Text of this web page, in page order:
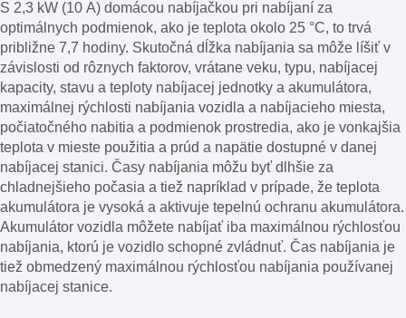
S 2,3 kW (10 A) domácou nabíjačkou pri nabíjaní za
optimálnych podmienok, ako je teplota okolo 25 °C, to trvá
približne 7,7 hodiny. Skutočná dĺžka nabíjania sa môže líšiť v
závislosti od rôznych faktorov, vrátane veku, typu, nabíjacej
kapacity, stavu a teploty nabíjacej jednotky a akumulátora,
maximálnej rýchlosti nabíjania vozidla a nabíjacieho miesta,
počiatočného nabitia a podmienok prostredia, ako je vonkajšia
teplota v mieste použitia a prúd a napätie dostupné v danej
nabíjacej stanici. Časy nabíjania môžu byť dlhšie za
chladnejšieho počasia a tiež napríklad v prípade, že teplota
akumulátora je vysoká a aktivuje tepelnú ochranu akumulátora.
Akumulátor vozidla môžete nabíjať iba maximálnou rýchlosťou
nabíjania, ktorú je vozidlo schopné zvládnuť. Čas nabíjania je
tiež obmedzený maximálnou rýchlosťou nabíjania používanej
nabíjacej stanice.